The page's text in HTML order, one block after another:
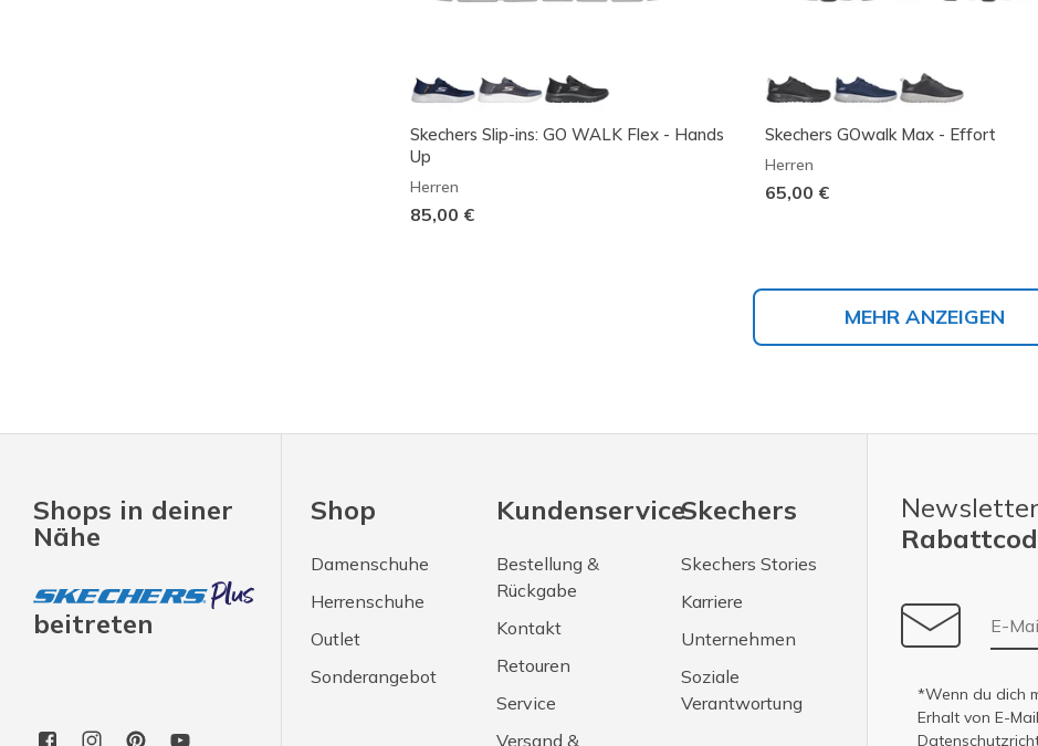
Skechers Slip-ins: GO WALK Flex - Hands
Up
Herren
85,00 €
Skechers GOwalk Max - Effort
Herren
65,00 €
MEHR ANZEIGEN
Shops in deiner
Nähe
beitreten
Shop
Damenschuhe
Herrenschuhe
Outlet
Sonderangebot
Kundenservice
Bestellung &
Rückgabe
Kontakt
Retouren
Service
Versand &
Skechers
Skechers Stories
Karriere
Unternehmen
Soziale
Verantwortung
E-
*Wenn du dich
Erhalt von E-